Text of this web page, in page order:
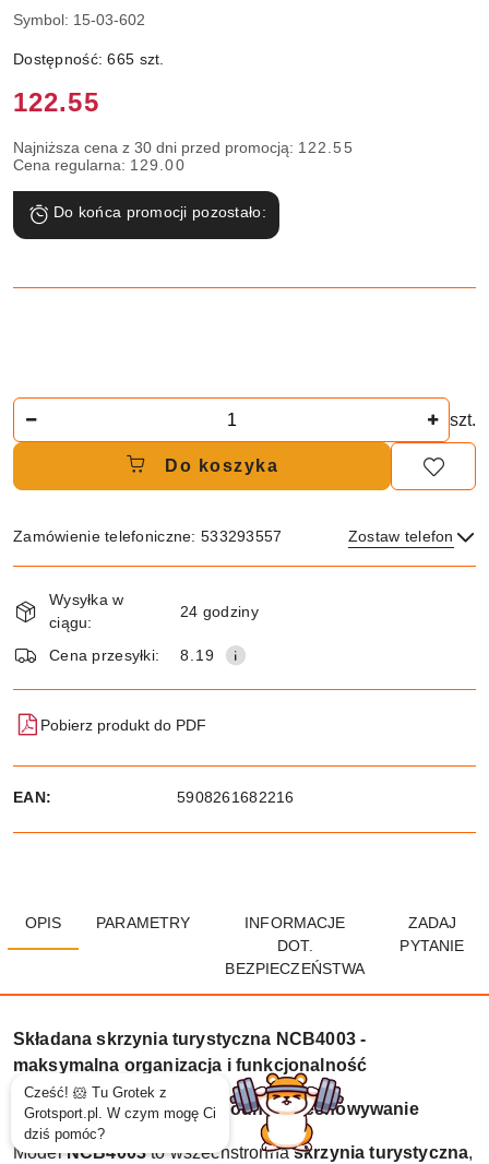
Symbol: 15-03-602
Dostępność:665 szt.
Cena:
122.55
Najniższa cena z 30 dni przed promocją: 122.55
Cena regularna: 129.00
Do końca promocji pozostało:
szt.
Do koszyka
Zamówienie telefoniczne: 533293557 Zostaw telefon
i
dostawa
Wysyłka w
ciągu:
24 godziny
Cena przesyłki: 8.19
Pobierz produkt do PDF
EAN: 5908261682216
OPIS PARAMETRY
INFORMACJE
DOT.
BEZPIECZEŃSTWA
ZADAJ
PYTANIE
Składana skrzynia turystyczna NCB4003 -
maksymalna organizacja i funkcjonalność
Większa pojemność i wygodne przechowywanie
Model NCB4003 to wszechstronna skrzynia turystyczna,